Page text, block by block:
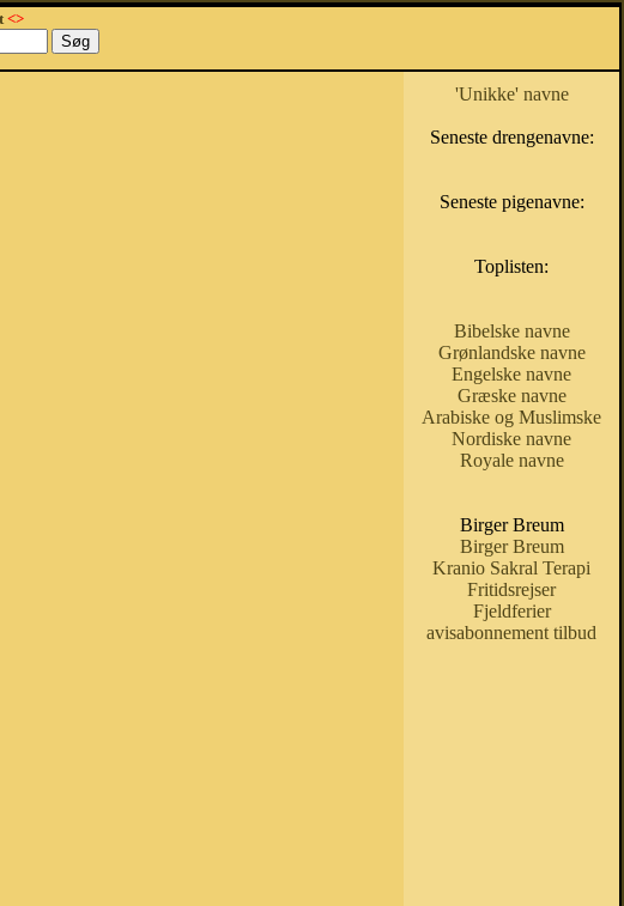
<>
'Unikke' navne
Seneste drengenavne:
Seneste pigenavne:
Toplisten:
Bibelske navne
Grønlandske navne
Engelske navne
Græske navne
Arabiske og Muslimske
Nordiske navne
Royale navne
Birger Breum
Birger Breum
Kranio Sakral Terapi
Fritidsrejser
Fjeldferier
avisabonnement tilbud